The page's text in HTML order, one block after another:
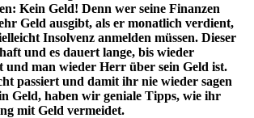
Kein Geld! Denn wer seine Finanzen
Geld ausgibt, als er monatlich verdient,
Insolvenz anmelden müssen. Dieser
und es dauert lange, bis wieder
und man wieder Herr über sein Geld ist.
passiert und damit ihr nie wieder sagen
Geld, haben wir geniale Tipps, wie ihr
mit Geld vermeidet.